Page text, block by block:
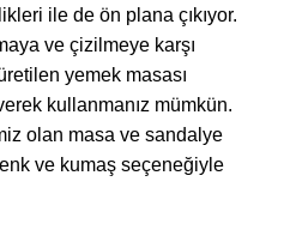
ile de ön plana çıkıyor.
ve çizilmeye karşı
yemek masası
kullanmanız mümkün.
olan masa ve sandalye
ve kumaş seçeneğiyle